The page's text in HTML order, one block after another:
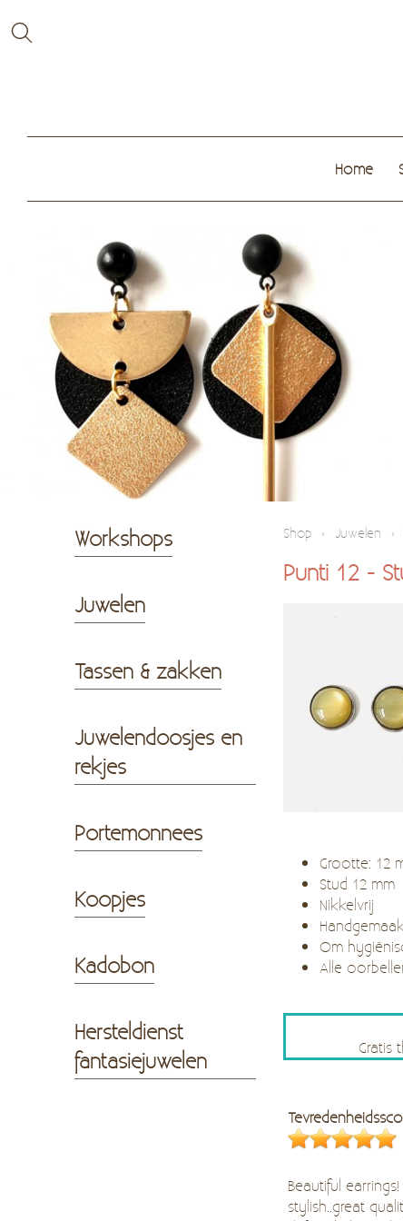
Home
Workshops
Juwelen
Tassen & zakken
Juwelendoosjes en
rekjes
Portemonnees
Koopjes
Kadobon
Hersteldienst
fantasiejuwelen
Shop › Juwelen ›
Punti 12 -
Grootte: 12
Stud 12 mm
Nikkelvrij
Om
Alle
Gratis
Beautiful
stylish..great